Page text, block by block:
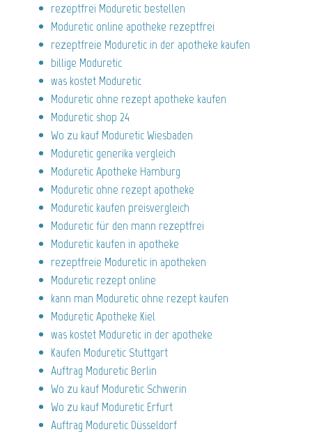
rezeptfrei Moduretic bestellen
Moduretic online apotheke rezeptfrei
rezeptfreie Moduretic in der apotheke kaufen
billige Moduretic
was kostet Moduretic
Moduretic ohne rezept apotheke kaufen
Moduretic shop 24
Wo zu kauf Moduretic Wiesbaden
Moduretic generika vergleich
Moduretic Apotheke Hamburg
Moduretic ohne rezept apotheke
Moduretic kaufen preisvergleich
Moduretic für den mann rezeptfrei
Moduretic kaufen in apotheke
rezeptfreie Moduretic in apotheken
Moduretic rezept online
kann man Moduretic ohne rezept kaufen
Moduretic Apotheke Kiel
was kostet Moduretic in der apotheke
Kaufen Moduretic Stuttgart
Auftrag Moduretic Berlin
Wo zu kauf Moduretic Schwerin
Wo zu kauf Moduretic Erfurt
Auftrag Moduretic Düsseldorf